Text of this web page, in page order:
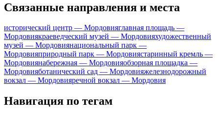
Связанные направления и места
исторический центр — Мордовияглавная площадь —
Мордовиякраеведческий музей — Мордовияхудожественный
музей — Мордовиянациональный парк —
Мордовияприродный парк — Мордовиястаринный кремль —
Мордовиянабережная — Мордовияобзорная площадка —
Мордовияботанический сад — Мордовияжелезнодорожный
вокзал — Мордовияречной вокзал — Мордовия
Навигация по тегам